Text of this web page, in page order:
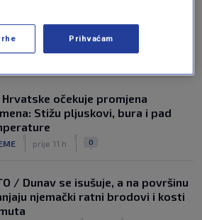
Hrvatske očekuje promjena
Stižu pljuskovi, bura i pad
prije 11 h 0
/ Dunav se isušuje, a na površinu
njemački ratni brodovi i kosti
Prihvaćam